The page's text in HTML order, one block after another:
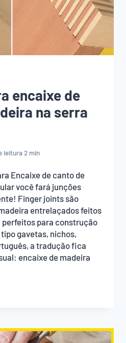
encaixe de
na serra
leitura2 min
Encaixe de canto de
você fará junções
Finger joints são
entrelaçados feitos
perfeitos para construção
gavetas, nichos,
a tradução fica
encaixe de madeira